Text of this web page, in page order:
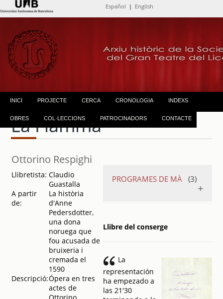
Español | English
INICI PROJECTE CERCA CRONOLOGIA INDEXS
OBRES COL·LECCIONS PATROCINADORS CONTACTE
La Fiamma
Ottorino Respighi
Llibretista: Claudio
Guastalla
A partir
de:
La història
d'Anne
Pedersdotter,
una dona
noruega que
fou acusada de
bruixeria i
cremada el
1590
Descripció:Ópera en tres
actes de
PROGRAMES DE MÀ (3)
Programa general :
1951
La Fiamma
1951
Llibre del conserge
La
representación
ha empezado a
las 21'30